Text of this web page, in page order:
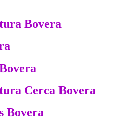
Bovera
Cerca Bovera
Bovera